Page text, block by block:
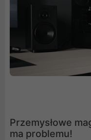
Przemysłowe
ma problemu!